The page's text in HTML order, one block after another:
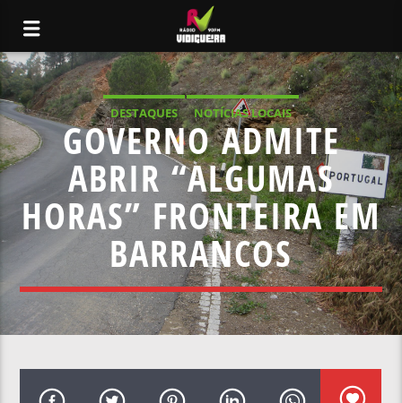
DESTAQUES NOTÍCIAS LOCAIS
GOVERNO ADMITE
ABRIR “ALGUMAS
HORAS” FRONTEIRA EM
BARRANCOS